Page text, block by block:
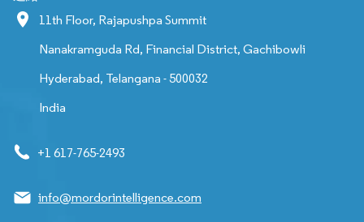
11th Floor, Rajapushpa Summit
Nanakramguda Rd, Financial District, Gachibowli
Hyderabad, Telangana - 500032
India
+1 617-765-2493
info@mordorintelligence.com